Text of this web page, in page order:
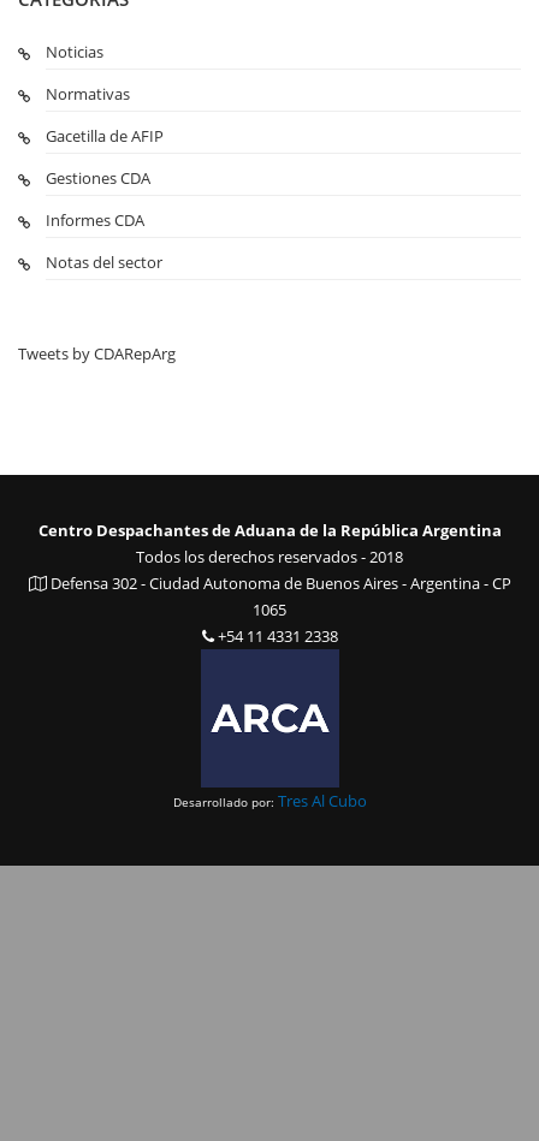
Noticias
Normativas
Gacetilla de AFIP
Gestiones CDA
Informes CDA
Notas del sector
Tweets by CDARepArg
Centro Despachantes de Aduana de la República Argentina
Todos los derechos reservados - 2018
Defensa 302 - Ciudad Autonoma de Buenos Aires - Argentina - CP
1065
+54 11 4331 2338
Desarrollado por: Tres Al Cubo